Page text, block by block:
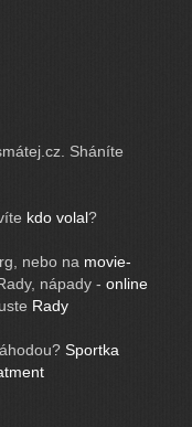
Sháníte
kdo volal?
nebo na movie-
Rady, nápady - online
Rady
Sportka